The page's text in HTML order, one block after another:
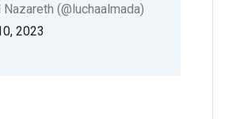
(@luchaalmada)
2023